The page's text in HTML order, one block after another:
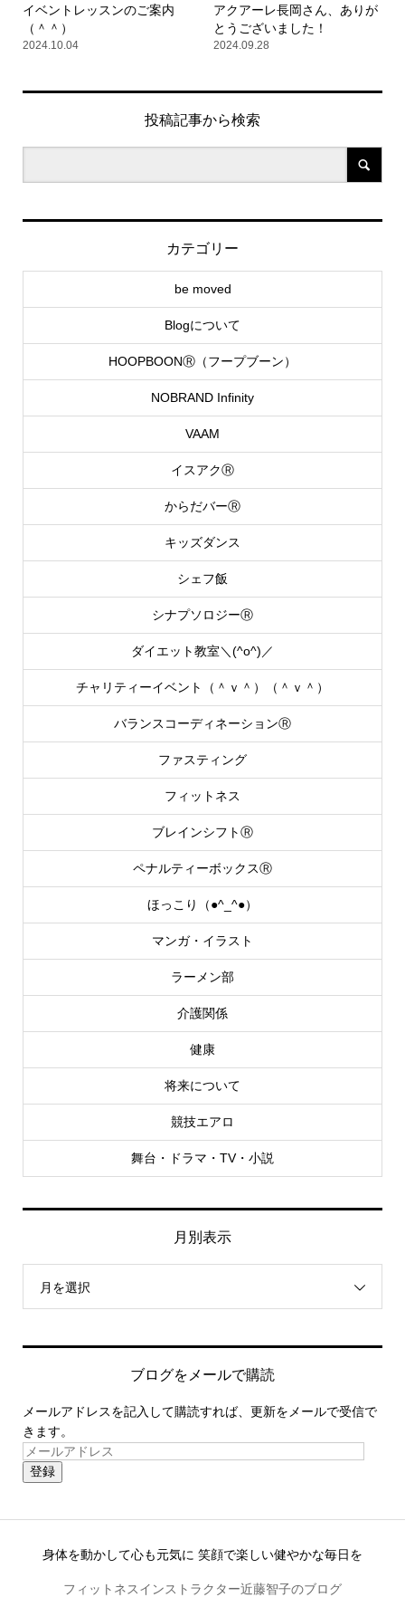
イベントレッスンのご案内
（＾＾）
2024.10.04
アクアーレ長岡さん、ありが
とうございました！
2024.09.28
投稿記事から検索
カテゴリー
be moved
Blogについて
HOOPBOONⓇ（フープブーン）
NOBRAND Infinity
VAAM
イスアクⓇ
からだバーⓇ
キッズダンス
シェフ飯
シナプソロジーⓇ
ダイエット教室＼(^o^)／
チャリティーイベント（＾ｖ＾）（＾ｖ＾）
バランスコーディネーションⓇ
ファスティング
フィットネス
ブレインシフトⓇ
ペナルティーボックスⓇ
ほっこり（●^_^●）
マンガ・イラスト
ラーメン部
介護関係
健康
将来について
競技エアロ
舞台・ドラマ・TV・小説
月別表示
月を選択
ブログをメールで購読
メールアドレスを記入して購読すれば、更新をメールで受信で
きます。
登録
身体を動かして心も元気に 笑顔で楽しい健やかな毎日を
フィットネスインストラクター近藤智子のブログ